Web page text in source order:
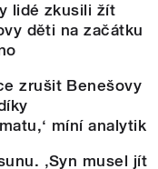
lidé zkusili žít
děti na začátku
zrušit Benešovy
míní analytik
‚Syn musel jít